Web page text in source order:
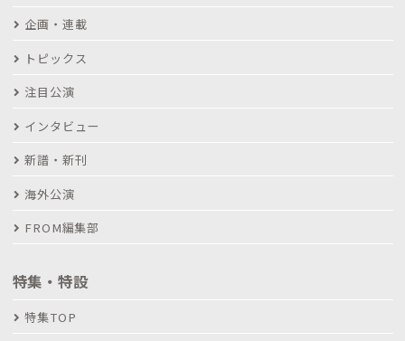
企画・連載
トピックス
注目公演
インタビュー
新譜・新刊
海外公演
FROM編集部
特集・特設
特集TOP